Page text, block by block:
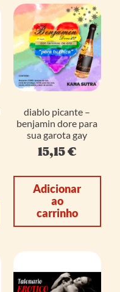
diablo picante –
benjamin dore para
sua garota gay
15,15€
Adicionar
ao
carrinho